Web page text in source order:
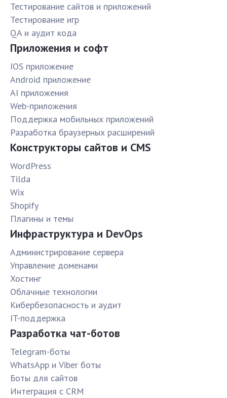
Тестирование сайтов и приложений
Тестирование игр
QA и аудит кода
Приложения и софт
IOS приложение
Android приложение
AI приложения
Web-приложения
Поддержка мобильных приложений
Разработка браузерных расширений
Конструкторы сайтов и CMS
WordPress
Tilda
Wix
Shopify
Плагины и темы
Инфраструктура и DevOps
Администрирование сервера
Управление доменами
Хостинг
Облачные технологии
Кибербезопасность и аудит
IT-поддержка
Разработка чат-ботов
Telegram-боты
WhatsApp и Viber боты
Боты для сайтов
Интеграция с CRM